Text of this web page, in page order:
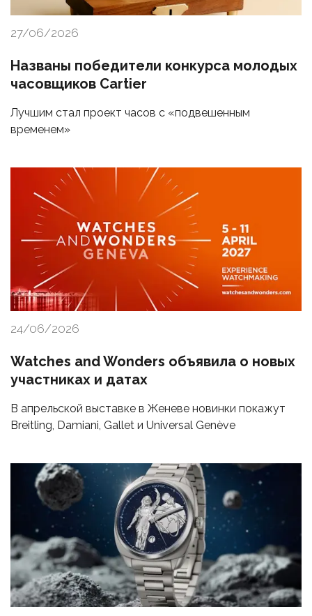
27/06/2026
Названы победители конкурса молодых
часовщиков Cartier
Лучшим стал проект часов с «подвешенным
временем»
24/06/2026
Watches and Wonders объявила о новых
участниках и датах
В апрельской выставке в Женеве новинки покажут
Breitling, Damiani, Gallet и Universal Genève